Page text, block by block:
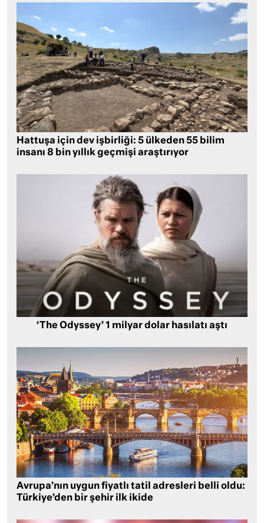
Hattuşa için dev işbirliği: 5 ülkeden 55 bilim
insanı 8 bin yıllık geçmişi araştırıyor
‘The Odyssey’ 1 milyar dolar hasılatı aştı
Avrupa’nın uygun fiyatlı tatil adresleri belli oldu:
Türkiye’den bir şehir ilk ikide